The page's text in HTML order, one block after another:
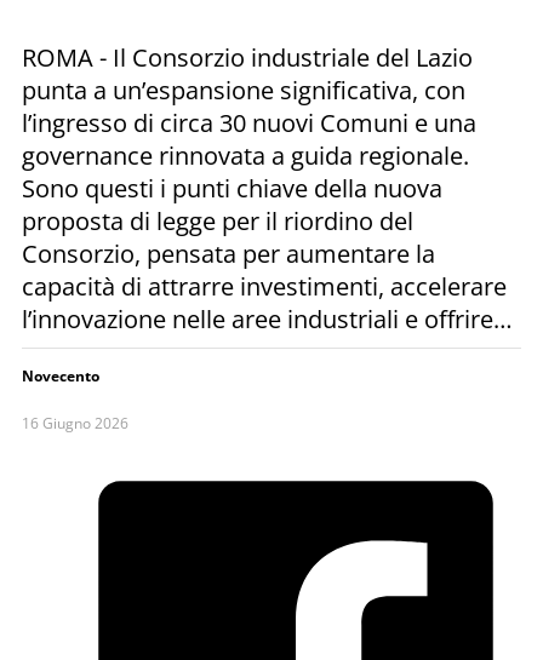
ROMA - Il Consorzio industriale del Lazio
punta a un’espansione significativa, con
l’ingresso di circa 30 nuovi Comuni e una
governance rinnovata a guida regionale.
Sono questi i punti chiave della nuova
proposta di legge per il riordino del
Consorzio, pensata per aumentare la
capacità di attrarre investimenti, accelerare
l’innovazione nelle aree industriali e offrire…
Novecento
16 Giugno 2026